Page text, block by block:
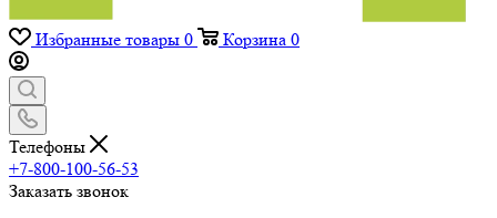
Избранные товары 0 Корзина 0
Телефоны
+7-800-100-56-53
Заказать звонок